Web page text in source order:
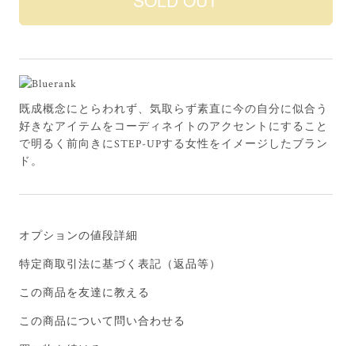
既成概念にとらわれず、気取らず素直に今の自分に似合う
好きなアイテムをコーディネイトのアクセントにすること
で明るく前向きにSTEP-UPする女性をイメージしたブラン
ド。
オプションの値段詳細
特定商取引法に基づく表記（返品等）
この商品を友達に教える
この商品について問い合わせる